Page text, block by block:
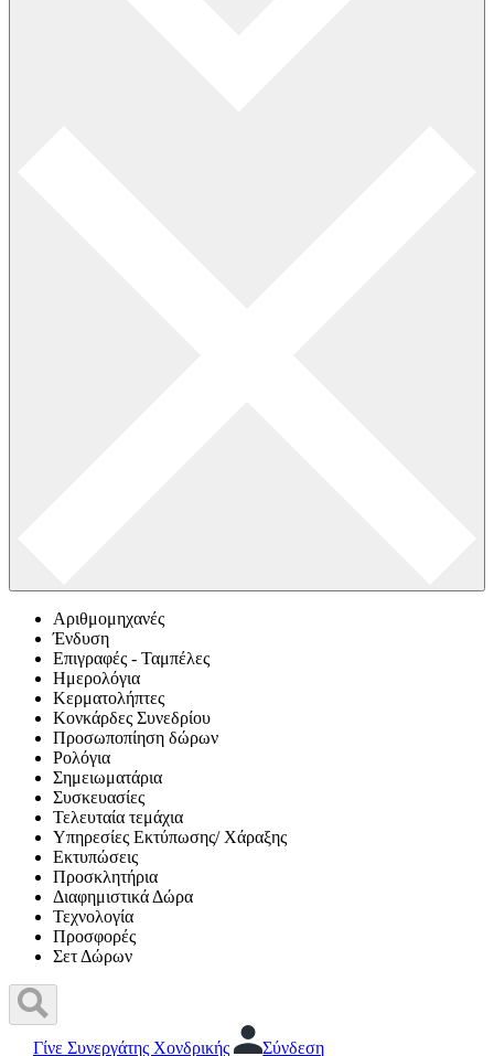
Αριθμομηχανές
Ένδυση
Επιγραφές - Ταμπέλες
Ημερολόγια
Κερματολήπτες
Κονκάρδες Συνεδρίου
Προσωποπίηση δώρων
Ρολόγια
Σημειωματάρια
Συσκευασίες
Τελευταία τεμάχια
Υπηρεσίες Εκτύπωσης/ Χάραξης
Εκτυπώσεις
Προσκλητήρια
Διαφημιστικά Δώρα
Τεχνολογία
Προσφορές
Σετ Δώρων
Γίνε Συνεργάτης Χονδρικής Σύνδεση